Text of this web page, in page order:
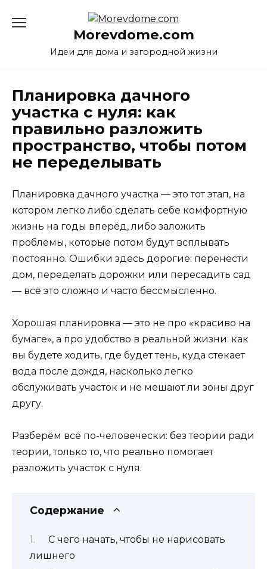
Morevdome.com
Идеи для дома и загородной жизни
Планировка дачного
участка с нуля: как
правильно разложить
пространство, чтобы потом
не переделывать
Планировка дачного участка — это тот этап, на
котором легко либо сделать себе комфортную
жизнь на годы вперёд, либо заложить
проблемы, которые потом будут всплывать
постоянно. Ошибки здесь дорогие: перенести
дом, переделать дорожки или пересадить сад
— всё это сложно и часто бессмысленно.
Хорошая планировка — это не про «красиво на
бумаге», а про удобство в реальной жизни: как
вы будете ходить, где будет тень, куда стекает
вода после дождя, насколько легко
обслуживать участок и не мешают ли зоны друг
другу.
Разберём всё по-человечески: без теории ради
теории, только то, что реально помогает
разложить участок с нуля.
Содержание
С чего начать, чтобы не нарисовать
лишнего